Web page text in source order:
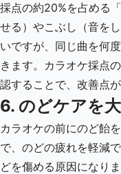
採点の約20%を占める
せる）やこぶし（音を
いですが、同じ曲を何
きます。カラオケ採点
認することで、改善点
6. のどケアを
カラオケの前にのど飴
で、のどの疲れを軽減
どを傷める原因になり